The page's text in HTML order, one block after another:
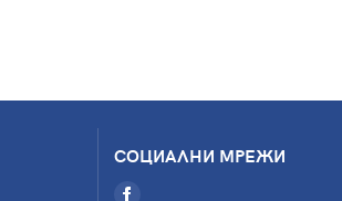
СОЦИАЛНИ МРЕЖИ